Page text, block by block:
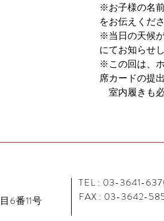
※お子様の名前
をお伝えくださ
※当日の天候
にてお知らせし
※この回は、
席カードの提
室内履きも
6番11号
TEL : 03-3641-
FAX : 03-3642-